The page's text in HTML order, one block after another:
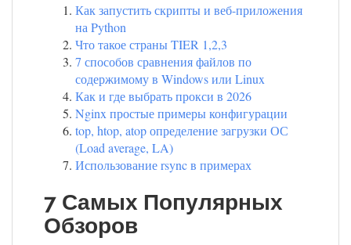
Как запустить скрипты и веб-приложения
на Python
Что такое страны TIER 1,2,3
7 способов сравнения файлов по
содержимому в Windows или Linux
Как и где выбрать прокси в 2026
Nginx простые примеры конфигурации
top, htop, atop определение загрузки ОС
(Load average, LA)
Использование rsync в примерах
7 Самых Популярных
Обзоров